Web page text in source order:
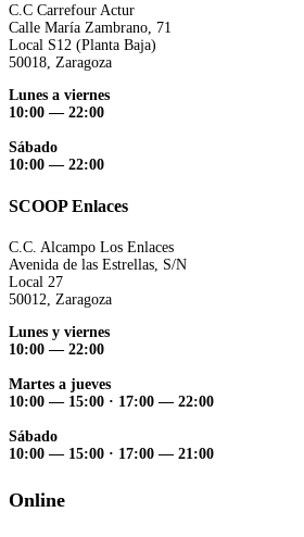
C.C Carrefour Actur
Calle María Zambrano, 71
Local S12 (Planta Baja)
50018, Zaragoza
Lunes a viernes
10:00 — 22:00
Sábado
10:00 — 22:00
SCOOP Enlaces
C.C. Alcampo Los Enlaces
Avenida de las Estrellas, S/N
Local 27
50012, Zaragoza
Lunes y viernes
10:00 — 22:00
Martes a jueves
10:00 — 15:00 · 17:00 — 22:00
Sábado
10:00 — 15:00 · 17:00 — 21:00
Online